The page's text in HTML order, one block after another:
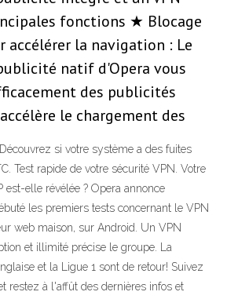
fonctions ★ Blocage
accélérer la navigation : Le
natif d'Opera vous
des publicités
le chargement des
si votre système a des fuites
Test rapide de votre sécurité VPN. Votre
est-elle révélée ? Opera annonce
les premiers tests concernant le VPN
web maison, sur Android. Un VPN
et illimité précise le groupe. La
et la Ligue 1 sont de retour! Suivez
restez à l'affût des dernières infos et